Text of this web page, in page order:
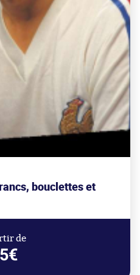
bouclettes et
de